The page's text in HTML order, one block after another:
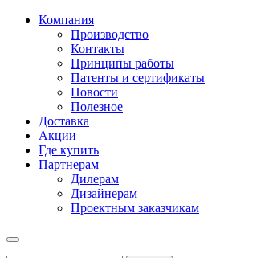
Компания
Производство
Контакты
Принципы работы
Патенты и сертификаты
Новости
Полезное
Доставка
Акции
Где купить
Партнерам
Дилерам
Дизайнерам
Проектным заказчикам